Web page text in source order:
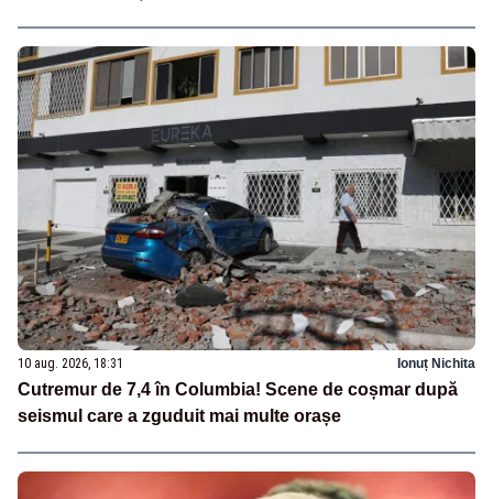
10 aug. 2026, 18:31 Ionuț Nichita
Cutremur de 7,4 în Columbia! Scene de coșmar după
seismul care a zguduit mai multe orașe